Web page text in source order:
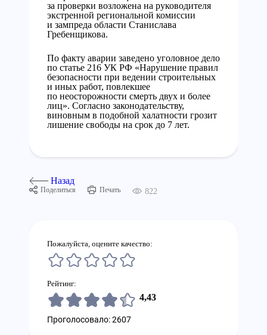
за проверки возложена на руководителя
экстренной региональной комиссии
и зампреда области Станислава
Гребенщикова.
По факту аварии заведено уголовное дело
по статье 216 УК РФ «Нарушение правил
безопасности при ведении строительных
и иных работ, повлекшее
по неосторожности смерть двух и более
лиц». Согласно законодательству,
виновным в подобной халатности грозит
лишение свободы на срок до 7 лет.
Назад
Поделиться Печать 822
Пожалуйста, оцените качество:
Рейтинг:
4,43
Проголосовало: 2607